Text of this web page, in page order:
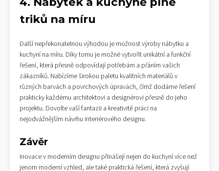
triků na míru
Další nepřekonatelnou výhodou je možnost výroby nábytku a
kuchyní na míru. Díky tomu je možné vytvořit unikátní a funkční
řešení, která přesně odpovídají potřebám a přáním vašich
zákazníků. Nabízíme širokou paletu kvalitních materiálů v
různých barvách a povrchových úpravách, čímž dodáme řešení
prakticky každému architektovi a designérovi přesně do jeho
projektu. Dovolte vaší fantazii a kreativitě práci na
nejodvážnějším návrhu interiérového designu.
Závěr
Inovace v moderním designu přinášejí nejen do kuchyní více než
jenom moderní vzhled, ale také praktická řešení, která zvyšují